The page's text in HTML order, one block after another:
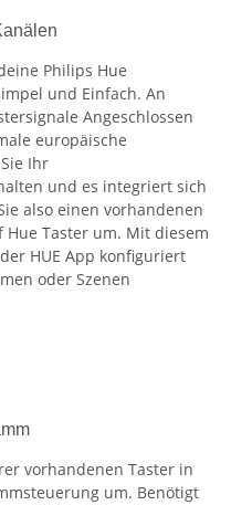
Philips Hue
und Einfach. An
Angeschlossen
europäische
Ihr
und es integriert sich
also einen vorhandenen
Taster um. Mit diesem
HUE App konfiguriert
oder Szenen
vorhandenen Taster in
um. Benötigt